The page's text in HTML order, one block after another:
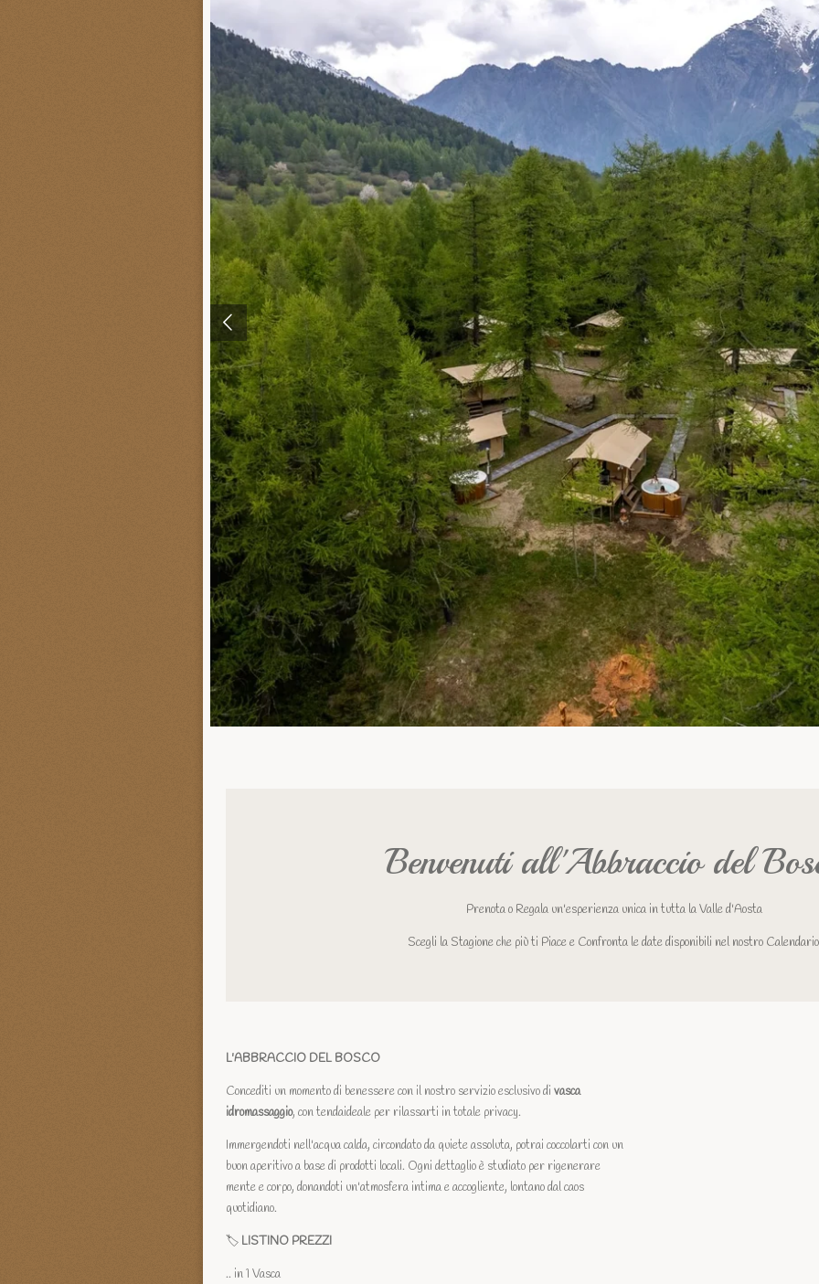
Benvenuti all'Abbraccio del
Prenota o Regala un'esperienza unica in tutta la Valle d'Aosta
Scegli la Stagione che più ti Piace e Confronta le date disponibili nel nostro
L'ABBRACCIO DEL BOSCO
Concediti un momento di benessere con il nostro servizio esclusivo di vasca
idromassaggio, con tendaideale per rilassarti in totale privacy.
Immergendoti nell'acqua calda, circondato da quiete assoluta, potrai coccolarti con un
buon aperitivo a base di prodotti locali. Ogni dettaglio è studiato per rigenerare
mente e corpo, donandoti un'atmosfera intima e accogliente, lontano dal caos
quotidiano.
🏷️ LISTINO PREZZI
.. in 1 Vasca